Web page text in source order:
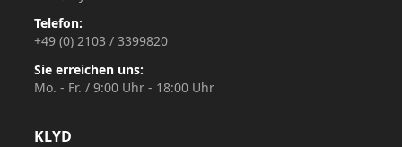
Telefon:
+49 (0) 2103 / 3399820
Sie erreichen uns:
Mo. - Fr. / 9:00 Uhr - 18:00 Uhr
KLYD